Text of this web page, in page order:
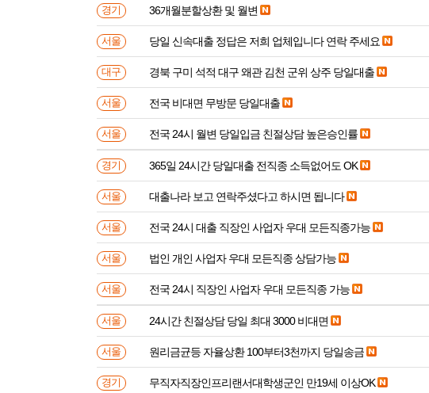
경기 36개월분할상환 및 월변
서울 당일 신속대출 정답은 저희 업체입니다 연락 주세요
대구 경북 구미 석적 대구 왜관 김천 군위 상주 당일대출
서울 전국 비대면 무방문 당일대출
서울 전국 24시 월변 당일입금 친절상담 높은승인률
경기 365일 24시간 당일대출 전직종 소득없어도 OK
서울 대출나라 보고 연락주셨다고 하시면 됩니다
서울 전국 24시 대출 직장인 사업자 우대 모든직종가능
서울 법인 개인 사업자 우대 모든직종 상담가능
서울 전국 24시 직장인 사업자 우대 모든직종 가능
서울 24시간 친절상담 당일 최대 3000 비대면
서울 원리금균등 자율상환 100부터3천까지 당일송금
경기 무직자직장인프리랜서대학생군인 만19세 이상OK